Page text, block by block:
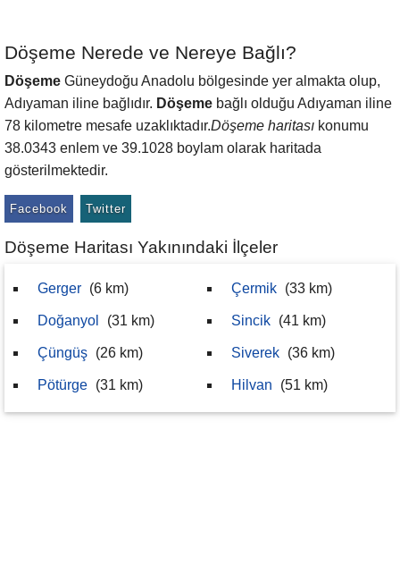
Döşeme Nerede ve Nereye Bağlı?
Döşeme Güneydoğu Anadolu bölgesinde yer almakta olup,
Adıyaman iline bağlıdır. Döşeme bağlı olduğu Adıyaman iline
78 kilometre mesafe uzaklıktadır.Döşeme haritası konumu
38.0343 enlem ve 39.1028 boylam olarak haritada
gösterilmektedir.
Facebook Twitter
Döşeme Haritası Yakınındaki İlçeler
Gerger (6 km)
Doğanyol (31 km)
Çüngüş (26 km)
Pötürge (31 km)
Çermik (33 km)
Sincik (41 km)
Siverek (36 km)
Hilvan (51 km)